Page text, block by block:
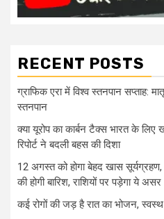
RECENT POSTS
ग्राफिक एरा में विश्व स्तनपान सप्ताह:
स्तनपान
क्या यूरोप का कार्बन टैक्स भारत के
रिपोर्ट ने बदली बहस की दिशा
12 अगस्त को होगा बेहद खास
की होगी बारिश, राशियों पर पड़ेगा ये असर
कई रोगों की जड़ है रात का भोजन,